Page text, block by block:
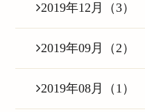
2019年12月（3）
2019年09月（2）
2019年08月（1）